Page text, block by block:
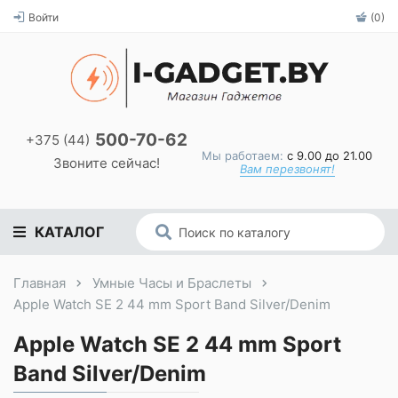
Войти (0)
+375 (44) 500-70-62
Звоните сейчас! Мы работаем: с 9.00 до 21.00
Вам перезвонят!
КАТАЛОГ
Главная
Умные Часы и Браслеты
Apple Watch SE 2 44 mm Sport Band Silver/Denim
Apple Watch SE 2 44 mm Sport
Band Silver/Denim